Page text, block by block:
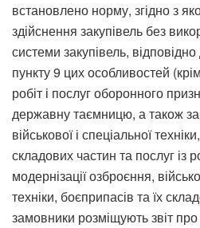
встановлено норму, згідно з
здійснення закупівель без
системи закупівель,
пункту 9 цих особливостей
робіт і послуг оборонного
державну таємницю, а також
військової і спеціальної
складових частин та послуг із
модернізації озброєння,
техніки, боєприпасів та їх
замовники розміщують звіт